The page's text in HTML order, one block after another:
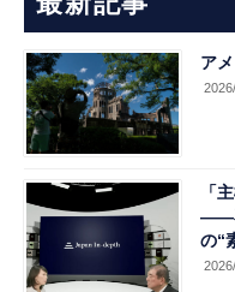
ア
「
――
の“